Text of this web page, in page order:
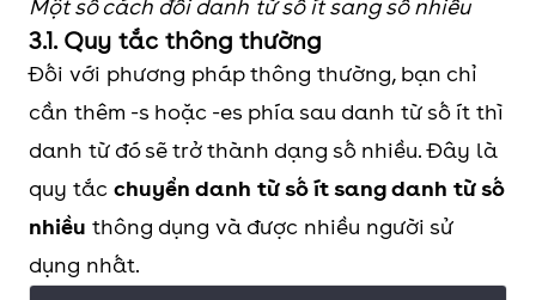
Một số cách đổi danh từ số ít sang số nhiều
3.1. Quy tắc thông thường
Đối với phương pháp thông thường, bạn chỉ
cần thêm -s hoặc -es phía sau danh từ số ít thì
danh từ đó sẽ trở thành dạng số nhiều. Đây là
quy tắc chuyển danh từ số ít sang danh từ số
nhiều thông dụng và được nhiều người sử
dụng nhất.